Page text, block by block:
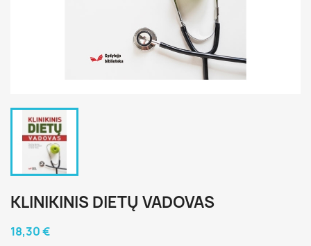
KLINIKINIS DIETŲ VADOVAS
18,30 €